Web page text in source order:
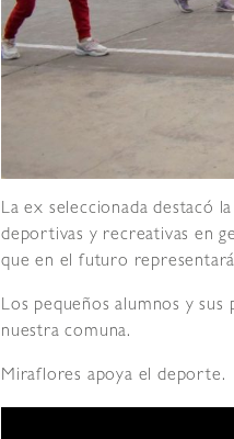
La ex seleccionada destacó
deportivas y recreativas en
que en el futuro
Los pequeños alumnos y
nuestra comuna.
Miraflores apoya el deporte.